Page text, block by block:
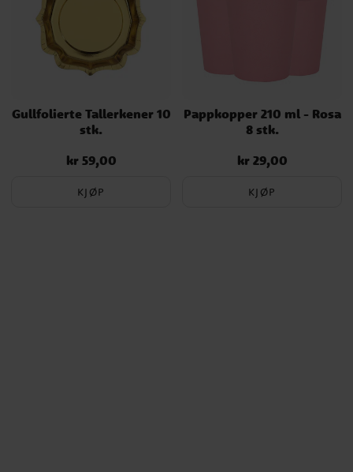
Gullfolierte Tallerkener 10
stk.
Pris:kr 59,00
kr 59,00
KJØP
Pappkopper 210 ml - Rosa
8 stk.
Pris:kr 29,00
kr 29,00
KJØP